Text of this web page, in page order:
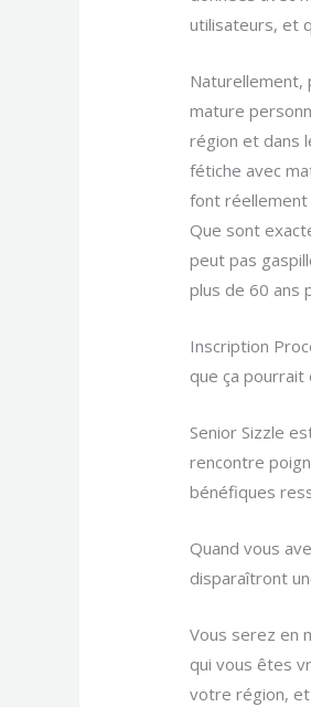
utilisateurs, et
Naturellement,
mature
région et dans
fétiche avec
font réellement
Que sont
peut pas
plus de 60 ans
Inscription
que ça pourrait
Senior Sizzle
rencontre
bénéfiques
Quand vous
disparaîtront
Vous serez en
qui vous êtes
votre région, et